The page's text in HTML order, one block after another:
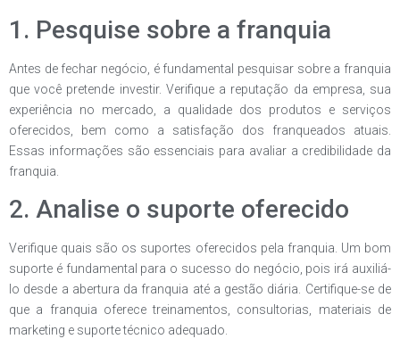
1. Pesquise sobre a franquia
Antes de fechar negócio, é fundamental pesquisar sobre a franquia
que você pretende investir. Verifique a reputação da empresa, sua
experiência no mercado, a qualidade dos produtos e serviços
oferecidos, bem como a satisfação dos franqueados atuais.
Essas informações são essenciais para avaliar a credibilidade da
franquia.
2. Analise o suporte oferecido
Verifique quais são os suportes oferecidos pela franquia. Um bom
suporte é fundamental para o sucesso do negócio, pois irá auxiliá-
lo desde a abertura da franquia até a gestão diária. Certifique-se de
que a franquia oferece treinamentos, consultorias, materiais de
marketing e suporte técnico adequado.